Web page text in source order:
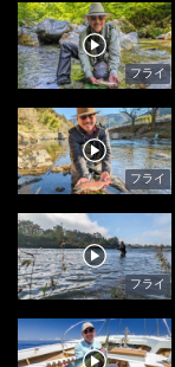
フライ
フライ
フライ